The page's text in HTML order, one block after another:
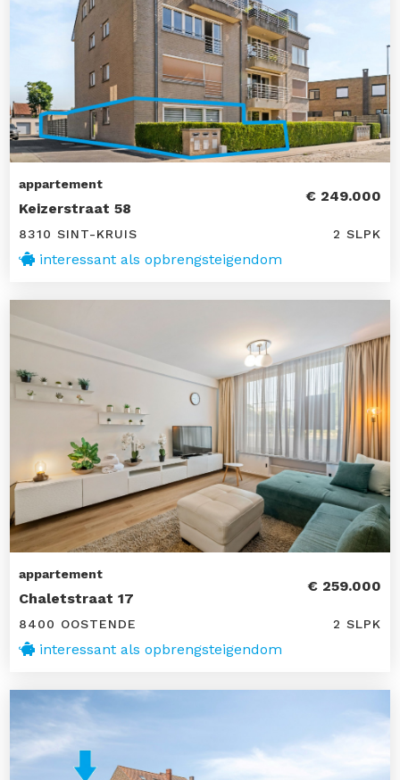
appartement
Keizerstraat 58
€ 249.000
8310 SINT-KRUIS 2 SLPK
interessant als opbrengsteigendom
appartement
Chaletstraat 17
€ 259.000
8400 OOSTENDE 2 SLPK
interessant als opbrengsteigendom